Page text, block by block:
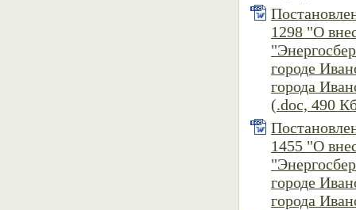
1298 "О
городе
города
(.doc, 490
1455 "О
городе
города